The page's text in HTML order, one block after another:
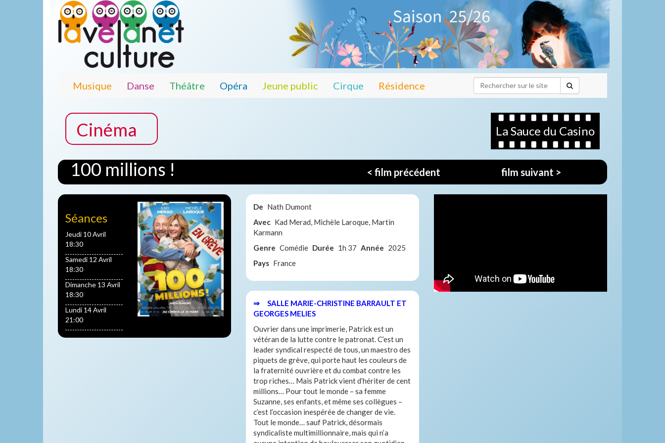
Musique Danse Théâtre Opéra Jeune public Cirque Résidence
Cinéma La Sauce du Casino
100 millions ! < film précédent film suivant >
Séances
Jeudi 10 Avril
18:30
Samedi 12 Avril
18:30
Dimanche 13 Avril
18:30
Lundi 14 Avril
21:00
De Nath Dumont
Avec Kad Merad, Michèle Laroque, Martin
Karmann
Genre Comédie Durée 1h 37 Année 2025
Pays France
⇒ SALLE MARIE-CHRISTINE BARRAULT ET
GEORGES MELIES
Ouvrier dans une imprimerie, Patrick est un
vétéran de la lutte contre le patronat. C’est un
leader syndical respecté de tous, un maestro des
piquets de grève, qui porte haut les couleurs de
la fraternité ouvrière et du combat contre les
trop riches… Mais Patrick vient d’hériter de cent
millions… Pour tout le monde – sa femme
Suzanne, ses enfants, et même ses collègues –
c’est l’occasion inespérée de changer de vie.
Tout le monde… sauf Patrick, désormais
syndicaliste multimillionnaire, mais qui n’a